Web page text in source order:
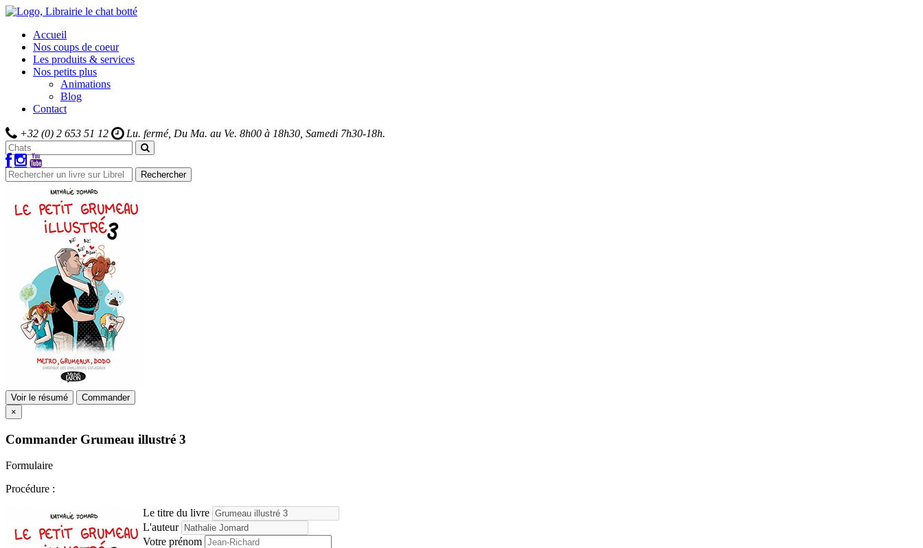
Accueil
Nos coups de coeur
Les produits & services
Nos petits plus
Animations
Blog
Contact
+32 (0) 2 653 51 12 Lu. fermé, Du Ma. au Ve. 8h00 à 18h30, Samedi 7h30-18h.
Rechercher
Voir le résumé
Commander
×
Commander Grumeau illustré 3
Formulaire
Procédure :
Le titre du livre
L'auteur
Votre prénom